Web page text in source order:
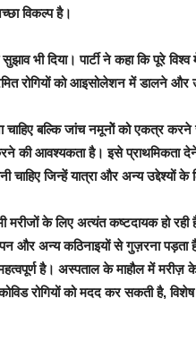
विकल्प है।
भी दिया। पार्टी ने कहा कि पूरे विश्व
रोगियों को आइसोलेशन में डालने और
चाहिए बल्कि जांच नमूनोें को एकत्र
करने की आवश्यकता है। इसे
चाहिए जिन्हें यात्रा और अन्य उद्देश्यों के
मरीजों के लिए अत्यंत कष्टदायक हो
और अन्य कठिनाइयों से गुज़रना
है। अस्पताल के माहौल में
रोगियों को मदद कर सकती है,